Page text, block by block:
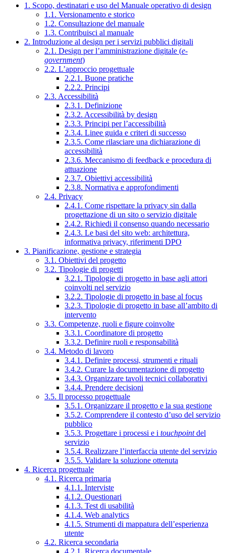
1. Scopo, destinatari e uso del Manuale operativo di design
1.1. Versionamento e storico
1.2. Consultazione del manuale
1.3. Contribuisci al manuale
2. Introduzione al design per i servizi pubblici digitali
2.1. Design per l’amministrazione digitale (e-
government)
2.2. L’approccio progettuale
2.2.1. Buone pratiche
2.2.2. Principi
2.3. Accessibilità
2.3.1. Definizione
2.3.2. Accessibilità by design
2.3.3. Principi per l’accessibilità
2.3.4. Linee guida e criteri di successo
2.3.5. Come rilasciare una dichiarazione di
accessibilità
2.3.6. Meccanismo di feedback e procedura di
attuazione
2.3.7. Obiettivi accessibilità
2.3.8. Normativa e approfondimenti
2.4. Privacy
2.4.1. Come rispettare la privacy sin dalla
progettazione di un sito o servizio digitale
2.4.2. Richiedi il consenso quando necessario
2.4.3. Le basi del sito web: architettura,
informativa privacy, riferimenti DPO
3. Pianificazione, gestione e strategia
3.1. Obiettivi del progetto
3.2. Tipologie di progetti
3.2.1. Tipologie di progetto in base agli attori
coinvolti nel servizio
3.2.2. Tipologie di progetto in base al focus
3.2.3. Tipologie di progetto in base all’ambito di
intervento
3.3. Competenze, ruoli e figure coinvolte
3.3.1. Coordinatore di progetto
3.3.2. Definire ruoli e responsabilità
3.4. Metodo di lavoro
3.4.1. Definire processi, strumenti e rituali
3.4.2. Curare la documentazione di progetto
3.4.3. Organizzare tavoli tecnici collaborativi
3.4.4. Prendere decisioni
3.5. Il processo progettuale
3.5.1. Organizzare il progetto e la sua gestione
3.5.2. Comprendere il contesto d’uso del servizio
pubblico
3.5.3. Progettare i processi e i touchpointdel
servizio
3.5.4. Realizzare l’interfaccia utente del servizio
3.5.5. Validare la soluzione ottenuta
4. Ricerca progettuale
4.1. Ricerca primaria
4.1.1. Interviste
4.1.2. Questionari
4.1.3. Test di usabilità
4.1.4. Web analytics
4.1.5. Strumenti di mappatura dell’esperienza
utente
4.2. Ricerca secondaria
4.2.1. Ricerca documentale